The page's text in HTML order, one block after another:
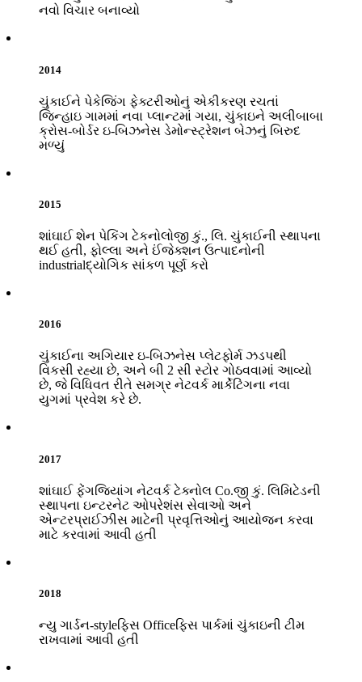
નવો વિચાર બનાવ્યો
2014
ચુંકાઈને પેકેજિંગ ફેક્ટરીઓનું એકીકરણ રચતાં
જિન્હાઇ ગામમાં નવા પ્લાન્ટમાં ગયા, ચુંકાઇને અલીબાબા
ક્રોસ-બોર્ડર ઇ-બિઝનેસ ડેમોન્સ્ટ્રેશન બેઝનું બિરુદ
મળ્યું
2015
શાંઘાઈ શેન પેકિંગ ટેકનોલોજી કું., લિ. ચુંકાઈની સ્થાપના
થઈ હતી, ફોલ્લા અને ઈંજેક્શન ઉત્પાદનોની
industrialદ્યોગિક સાંકળ પૂર્ણ કરો
2016
ચુંકાઈના અગિયાર ઇ-બિઝનેસ પ્લેટફોર્મ ઝડપથી
વિકસી રહ્યા છે, અને બી 2 સી સ્ટોર ગોઠવવામાં આવ્યો
છે, જે વિધિવત રીતે સમગ્ર નેટવર્ક માર્કેટિંગના નવા
યુગમાં પ્રવેશ કરે છે.
2017
શાંઘાઈ ફેંગજિયાંગ નેટવર્ક ટેક્નોલ Co.જી કું. લિમિટેડની
સ્થાપના ઇન્ટરનેટ ઓપરેશંસ સેવાઓ અને
એન્ટરપ્રાઈઝીસ માટેની પ્રવૃત્તિઓનું આયોજન કરવા
માટે કરવામાં આવી હતી
2018
ન્યુ ગાર્ડન-styleફિસ Officeફિસ પાર્કમાં ચુંકાઇની ટીમ
રાખવામાં આવી હતી